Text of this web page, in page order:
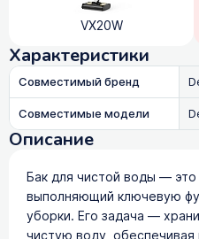
VX20W
Характеристики
Совместимый бренд
Совместимые модели
Описание
Бак для чистой воды —
выполняющий ключевую
уборки. Его задача —
чистую воду,